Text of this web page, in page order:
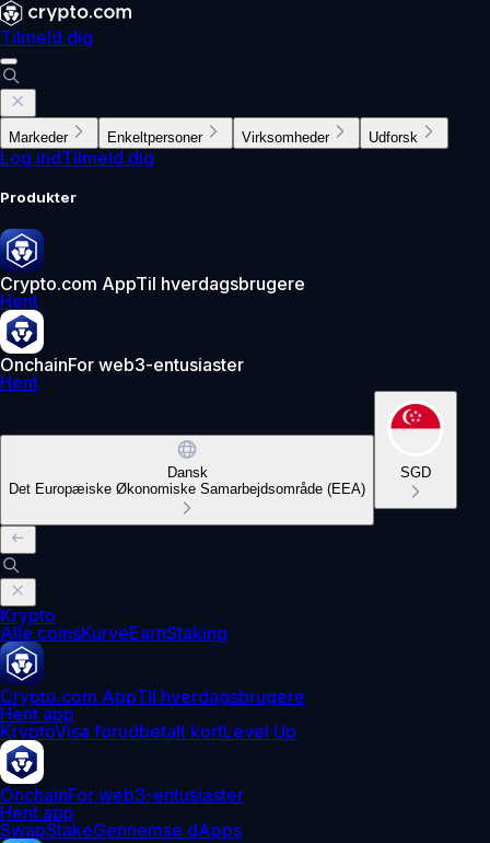
Tilmeld dig
Markeder Enkeltpersoner Virksomheder Udforsk
Log indTilmeld dig
Produkter
Crypto.com AppTil hverdagsbrugere
Hent
OnchainFor web3-entusiaster
Hent
Dansk
Det Europæiske Økonomiske Samarbejdsområde (EEA)
SGD
Krypto
Alle coinsKurveEarnStaking
Crypto.com AppTil hverdagsbrugere
Hent app
KryptoVisa forudbetalt kortLevel Up
OnchainFor web3-entusiaster
Hent app
SwapStakeGennemse dApps